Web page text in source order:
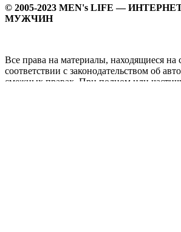
© 2005-2023 MEN's LIFE —
МУЖЧИН
Все права на материалы, находящиеся на
соответствии с законодательством об
смежных правах. При полном или